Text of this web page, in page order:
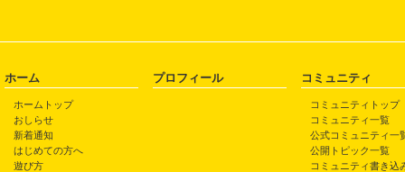
ホーム
ホームトップ
おしらせ
新着通知
はじめての方へ
遊び方
プロフィール コミュニティ
コミュニティトップ
コミュニティ一覧
公式コミュニティ一
公開トピック一覧
コミュニティ書き込